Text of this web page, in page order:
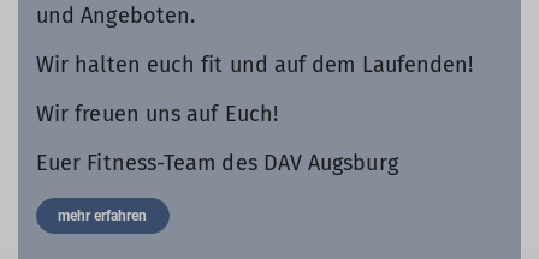
und Angeboten.
Wir halten euch fit und auf dem Laufenden!
Wir freuen uns auf Euch!
Euer Fitness-Team des DAV Augsburg
mehr erfahren